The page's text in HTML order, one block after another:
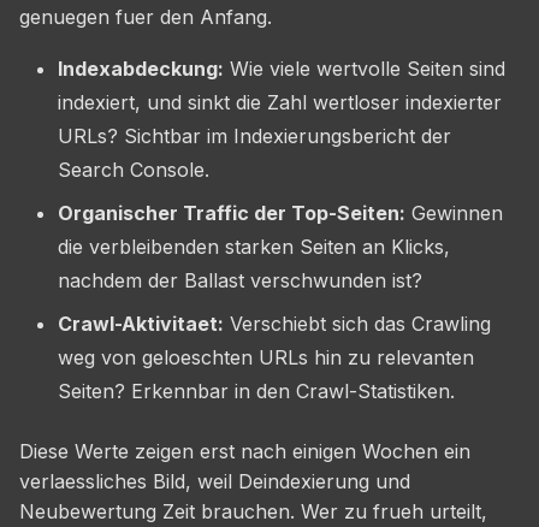
genuegen fuer den Anfang.
Indexabdeckung: Wie viele wertvolle Seiten sind
indexiert, und sinkt die Zahl wertloser indexierter
URLs? Sichtbar im Indexierungsbericht der
Search Console.
Organischer Traffic der Top-Seiten: Gewinnen
die verbleibenden starken Seiten an Klicks,
nachdem der Ballast verschwunden ist?
Crawl-Aktivitaet: Verschiebt sich das Crawling
weg von geloeschten URLs hin zu relevanten
Seiten? Erkennbar in den Crawl-Statistiken.
Diese Werte zeigen erst nach einigen Wochen ein
verlaessliches Bild, weil Deindexierung und
Neubewertung Zeit brauchen. Wer zu frueh urteilt,